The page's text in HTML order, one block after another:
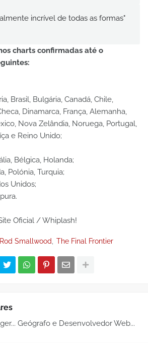
incrível de todas as formas"
charts confirmadas até o
Brasil, Bulgária, Canadá, Chile,
Dinamarca, França, Alemanha,
Nova Zelândia, Noruega, Portugal,
e Reino Unido;
Bélgica, Holanda;
Polónia, Turquia;
Unidos;
Oficial / Whiplash!
Rod Smallwood The Final Frontier
Geógrafo e Desenvolvedor Web...